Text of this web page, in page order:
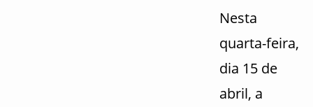
Nesta
quarta-feira,
dia 15 de
abril, a